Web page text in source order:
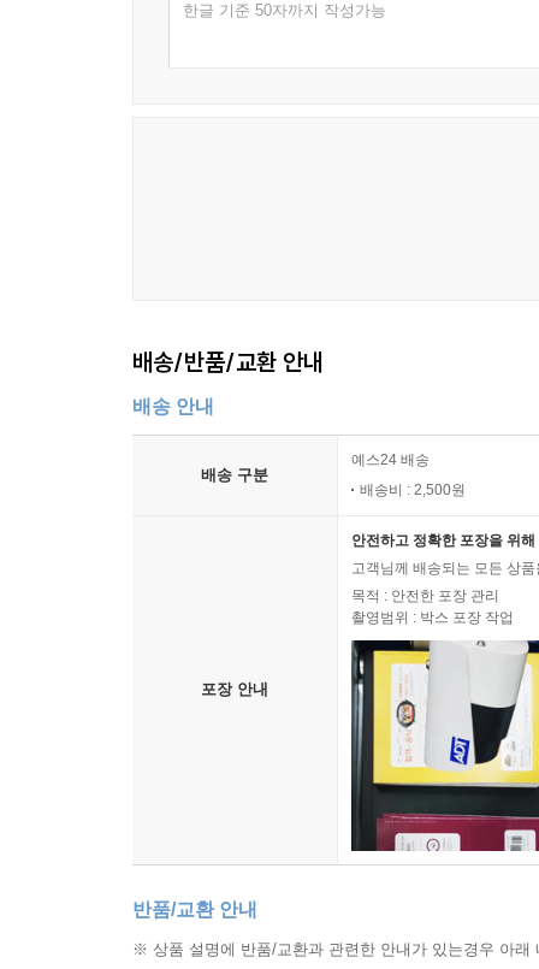
한글 기준 50자까지 작성가능
배송/반품/교환 안내
배송 안내
배송 구분
예스24 배송
배송비 : 2,500원
포장 안내
안전하고 정확한 포장을 위
고객님께 배송되는 모든 상
목적 : 안전한 포장 관리
촬영범위 : 박스 포장 작업
반품/교환 안내
※ 상품 설명에 반품/교환과 관련한 안내가 있는경우 아